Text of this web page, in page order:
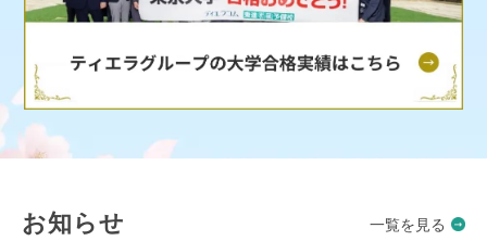
お知らせ 一覧を見る